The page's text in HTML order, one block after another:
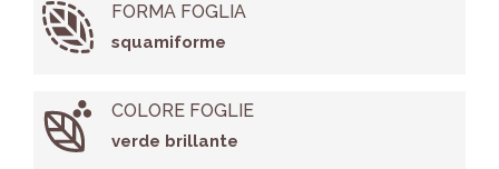
FORMA FOGLIA
squamiforme
COLORE FOGLIE
verde brillante